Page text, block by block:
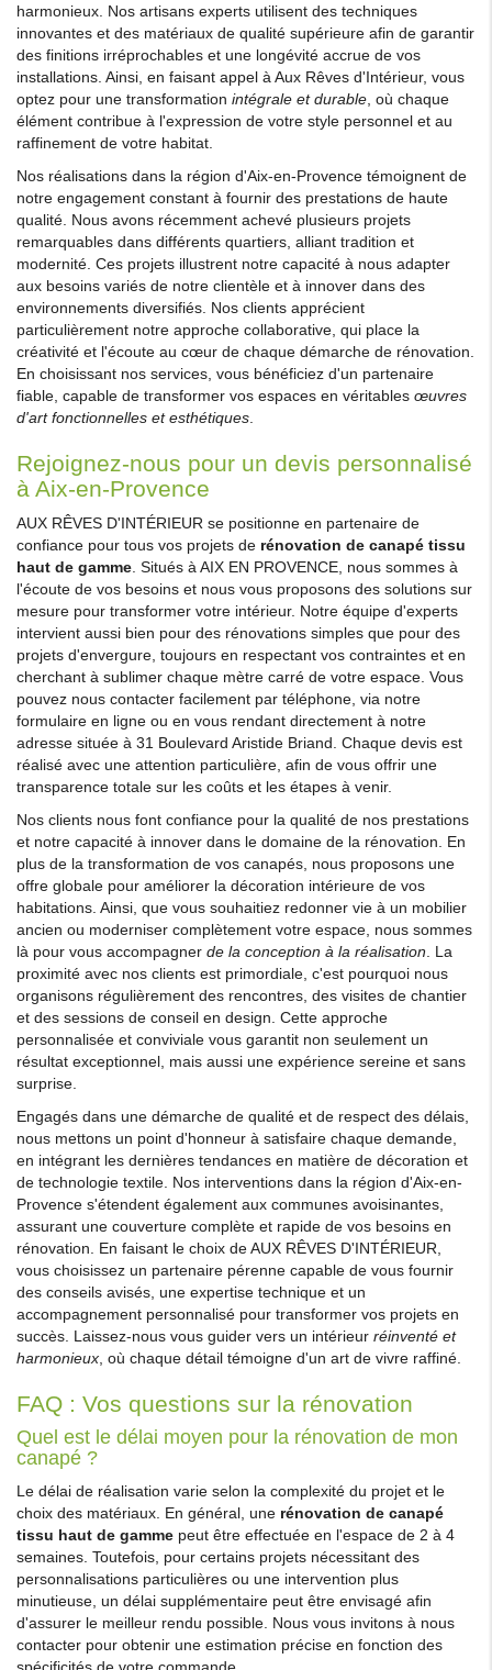
harmonieux. Nos artisans experts utilisent des techniques
innovantes et des matériaux de qualité supérieure afin de garantir
des finitions irréprochables et une longévité accrue de vos
installations. Ainsi, en faisant appel à Aux Rêves d'Intérieur, vous
optez pour une transformation intégrale et durable, où chaque
élément contribue à l'expression de votre style personnel et au
raffinement de votre habitat.
Nos réalisations dans la région d'Aix-en-Provence témoignent de
notre engagement constant à fournir des prestations de haute
qualité. Nous avons récemment achevé plusieurs projets
remarquables dans différents quartiers, alliant tradition et
modernité. Ces projets illustrent notre capacité à nous adapter
aux besoins variés de notre clientèle et à innover dans des
environnements diversifiés. Nos clients apprécient
particulièrement notre approche collaborative, qui place la
créativité et l'écoute au cœur de chaque démarche de rénovation.
En choisissant nos services, vous bénéficiez d'un partenaire
fiable, capable de transformer vos espaces en véritables œuvres
d'art fonctionnelles et esthétiques.
Rejoignez-nous pour un devis personnalisé
à Aix-en-Provence
AUX RÊVES D'INTÉRIEUR se positionne en partenaire de
confiance pour tous vos projets de rénovation de canapé tissu
haut de gamme. Situés à AIX EN PROVENCE, nous sommes à
l'écoute de vos besoins et nous vous proposons des solutions sur
mesure pour transformer votre intérieur. Notre équipe d'experts
intervient aussi bien pour des rénovations simples que pour des
projets d'envergure, toujours en respectant vos contraintes et en
cherchant à sublimer chaque mètre carré de votre espace. Vous
pouvez nous contacter facilement par téléphone, via notre
formulaire en ligne ou en vous rendant directement à notre
adresse située à 31 Boulevard Aristide Briand. Chaque devis est
réalisé avec une attention particulière, afin de vous offrir une
transparence totale sur les coûts et les étapes à venir.
Nos clients nous font confiance pour la qualité de nos prestations
et notre capacité à innover dans le domaine de la rénovation. En
plus de la transformation de vos canapés, nous proposons une
offre globale pour améliorer la décoration intérieure de vos
habitations. Ainsi, que vous souhaitiez redonner vie à un mobilier
ancien ou moderniser complètement votre espace, nous sommes
là pour vous accompagner de la conception à la réalisation. La
proximité avec nos clients est primordiale, c'est pourquoi nous
organisons régulièrement des rencontres, des visites de chantier
et des sessions de conseil en design. Cette approche
personnalisée et conviviale vous garantit non seulement un
résultat exceptionnel, mais aussi une expérience sereine et sans
surprise.
Engagés dans une démarche de qualité et de respect des délais,
nous mettons un point d'honneur à satisfaire chaque demande,
en intégrant les dernières tendances en matière de décoration et
de technologie textile. Nos interventions dans la région d'Aix-en-
Provence s'étendent également aux communes avoisinantes,
assurant une couverture complète et rapide de vos besoins en
rénovation. En faisant le choix de AUX RÊVES D'INTÉRIEUR,
vous choisissez un partenaire pérenne capable de vous fournir
des conseils avisés, une expertise technique et un
accompagnement personnalisé pour transformer vos projets en
succès. Laissez-nous vous guider vers un intérieur réinventé et
harmonieux, où chaque détail témoigne d'un art de vivre raffiné.
FAQ : Vos questions sur la rénovation
Quel est le délai moyen pour la rénovation de mon
canapé ?
Le délai de réalisation varie selon la complexité du projet et le
choix des matériaux. En général, une rénovation de canapé
tissu haut de gamme peut être effectuée en l'espace de 2 à 4
semaines. Toutefois, pour certains projets nécessitant des
personnalisations particulières ou une intervention plus
minutieuse, un délai supplémentaire peut être envisagé afin
d'assurer le meilleur rendu possible. Nous vous invitons à nous
contacter pour obtenir une estimation précise en fonction des